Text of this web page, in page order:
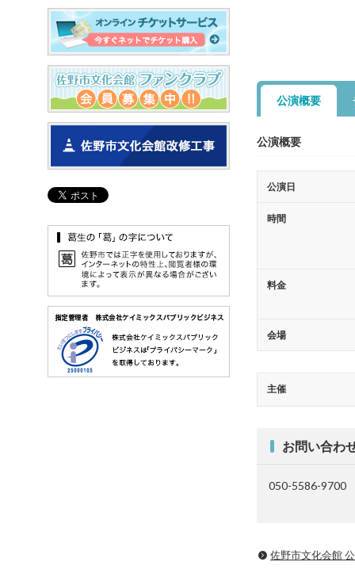
公演概要
公演概要
公演日
時間
料金
会場
主催
お問い合わ
050-5586-9700
佐野市文化会館